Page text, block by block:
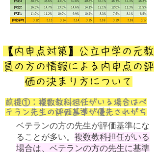
​【内申点対策】公立中学の元教
員の方の情報による内申点の評
価の決まり方について
前提①：複数教科担任がいる場合はベ
テラン先生の評価基準が優先されがち
ベテランの方の先生が評価基準にな
ることが多い。 複数教科担任がいる
場合は、ベテランの方の先生に基準